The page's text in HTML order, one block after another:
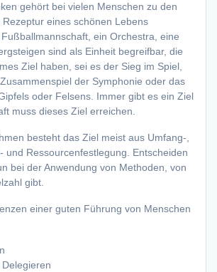
gehört bei vielen Menschen zu den
Rezeptur eines schönen Lebens
ein Orchestra, eine
sind als Einheit begreifbar, die
Ziel haben, sei es der Sieg im Spiel,
der Symphonie oder das
oder Felsens. Immer gibt es ein Ziel
muss dieses Ziel erreichen.
besteht das Ziel meist aus Umfang-,
und Ressourcenfestlegung. Entscheiden
bei der Anwendung von Methoden, von
gibt.
einer guten Führung von Menschen